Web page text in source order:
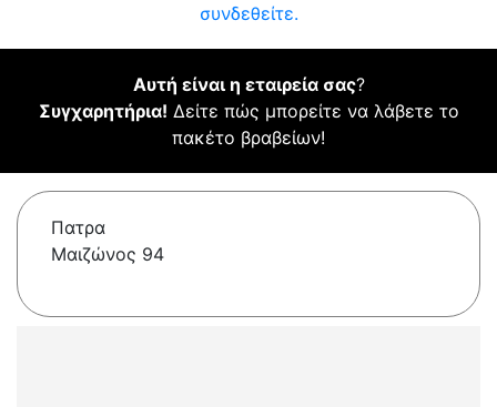
συνδεθείτε.
Αυτή είναι η εταιρεία σας?
Συγχαρητήρια! Δείτε πώς μπορείτε να λάβετε το
πακέτο βραβείων!
Πατρα
Μαιζώνος 94